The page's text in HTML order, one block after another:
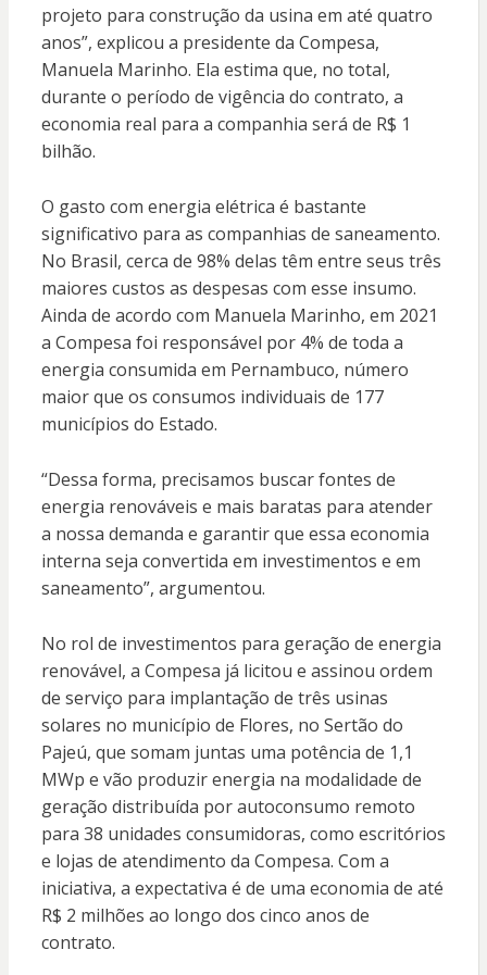
projeto para construção da usina em até quatro
anos”, explicou a presidente da Compesa,
Manuela Marinho. Ela estima que, no total,
durante o período de vigência do contrato, a
economia real para a companhia será de R$ 1
bilhão.
O gasto com energia elétrica é bastante
significativo para as companhias de saneamento.
No Brasil, cerca de 98% delas têm entre seus três
maiores custos as despesas com esse insumo.
Ainda de acordo com Manuela Marinho, em 2021
a Compesa foi responsável por 4% de toda a
energia consumida em Pernambuco, número
maior que os consumos individuais de 177
municípios do Estado.
“Dessa forma, precisamos buscar fontes de
energia renováveis e mais baratas para atender
a nossa demanda e garantir que essa economia
interna seja convertida em investimentos e em
saneamento”, argumentou.
No rol de investimentos para geração de energia
renovável, a Compesa já licitou e assinou ordem
de serviço para implantação de três usinas
solares no município de Flores, no Sertão do
Pajeú, que somam juntas uma potência de 1,1
MWp e vão produzir energia na modalidade de
geração distribuída por autoconsumo remoto
para 38 unidades consumidoras, como escritórios
e lojas de atendimento da Compesa. Com a
iniciativa, a expectativa é de uma economia de até
R$ 2 milhões ao longo dos cinco anos de
contrato.